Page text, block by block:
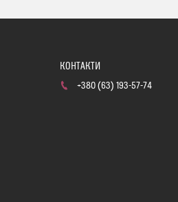
+380 (63) 193-57-74